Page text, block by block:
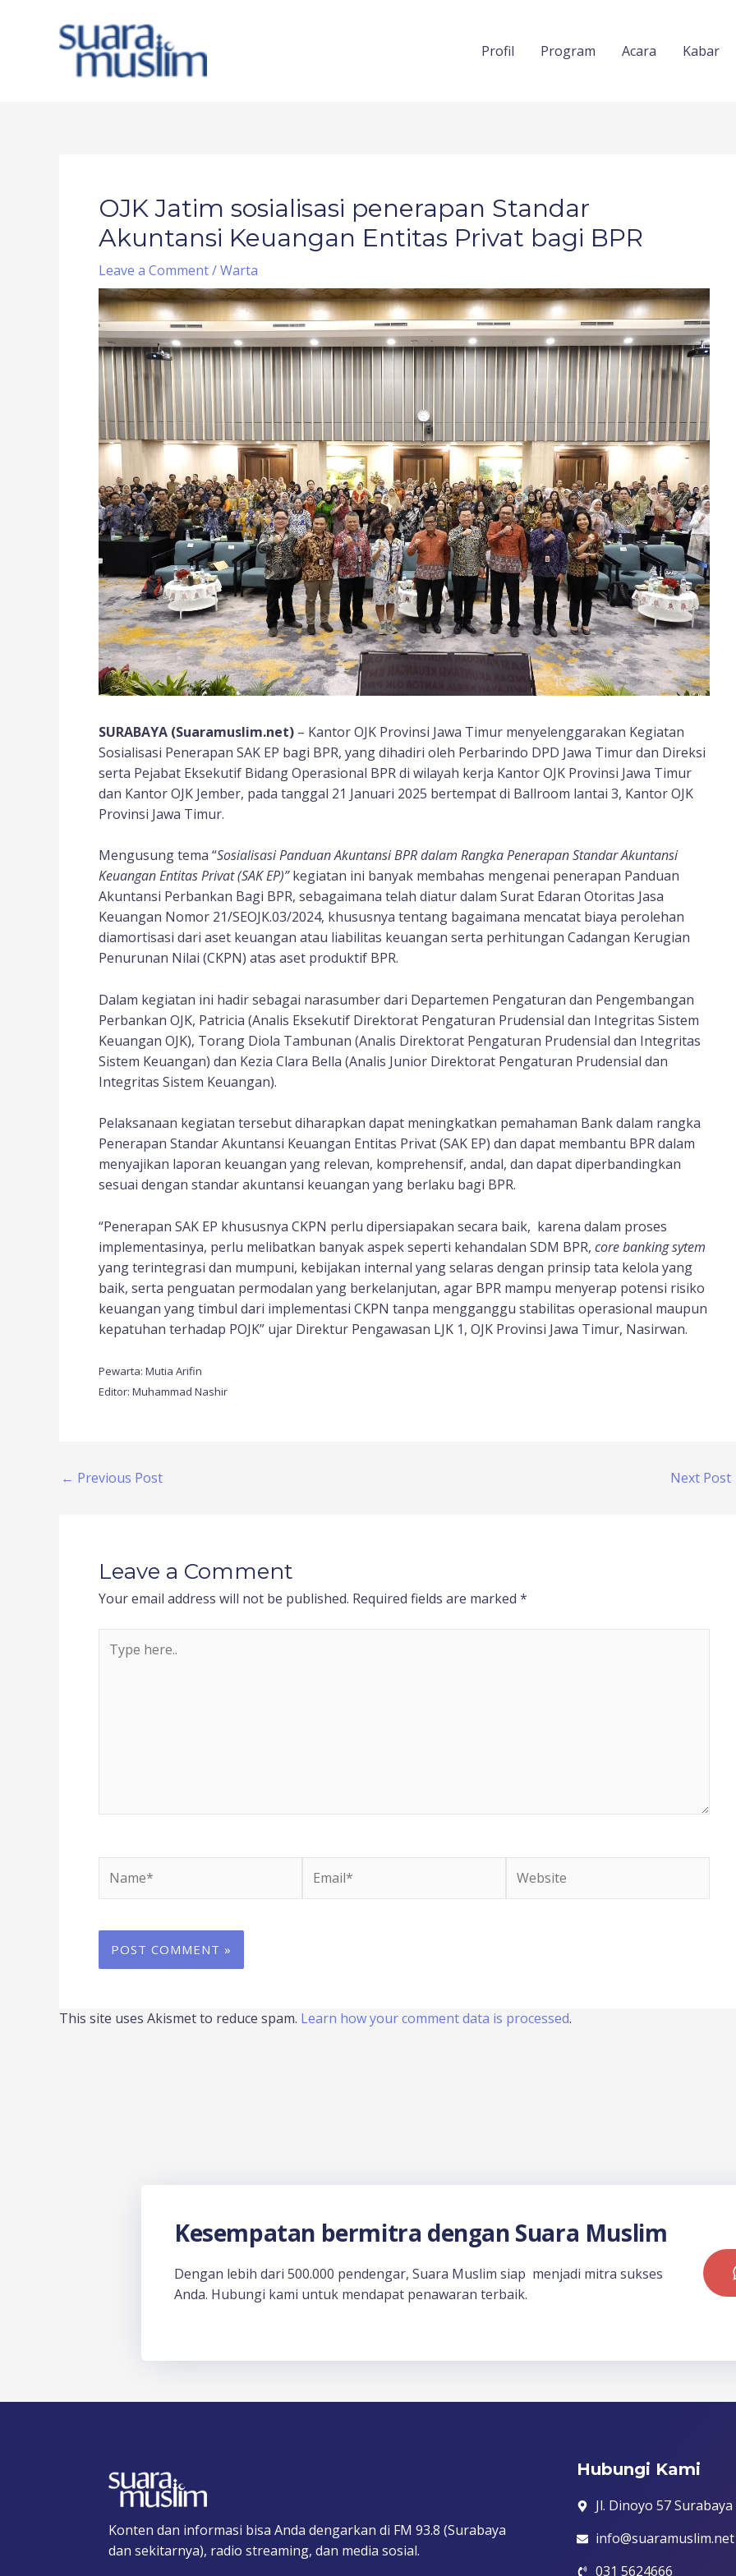
Profil Program Acara Kabar
OJK Jatim sosialisasi penerapan Standar
Akuntansi Keuangan Entitas Privat bagi BPR
Leave a Comment/Warta
SURABAYA (Suaramuslim.net) – Kantor OJK Provinsi Jawa Timur menyelenggarakan Kegiatan
Sosialisasi Penerapan SAK EP bagi BPR, yang dihadiri oleh Perbarindo DPD Jawa Timur dan Direksi
serta Pejabat Eksekutif Bidang Operasional BPR di wilayah kerja Kantor OJK Provinsi Jawa Timur
dan Kantor OJK Jember, pada tanggal 21 Januari 2025 bertempat di Ballroom lantai 3, Kantor OJK
Provinsi Jawa Timur.
Mengusung tema “Sosialisasi Panduan Akuntansi BPR dalam RangkaPenerapan Standar Akuntansi
Keuangan Entitas Privat (SAK EP)”kegiatan ini banyak membahas mengenai penerapan Panduan
Akuntansi Perbankan Bagi BPR, sebagaimana telah diatur dalam Surat Edaran Otoritas Jasa
Keuangan Nomor 21/SEOJK.03/2024, khususnya tentang bagaimana mencatat biaya perolehan
diamortisasi dari aset keuangan atau liabilitas keuangan serta perhitungan Cadangan Kerugian
Penurunan Nilai (CKPN) atas aset produktif BPR.
Dalam kegiatan ini hadir sebagai narasumber dari Departemen Pengaturan dan Pengembangan
Perbankan OJK, Patricia (Analis Eksekutif Direktorat Pengaturan Prudensial dan Integritas Sistem
Keuangan OJK), Torang Diola Tambunan (Analis Direktorat Pengaturan Prudensial dan Integritas
Sistem Keuangan) dan Kezia Clara Bella (Analis Junior Direktorat Pengaturan Prudensial dan
Integritas Sistem Keuangan).
Pelaksanaan kegiatan tersebut diharapkan dapat meningkatkan pemahaman Bank dalam rangka
Penerapan Standar Akuntansi Keuangan Entitas Privat (SAK EP) dan dapat membantu BPR dalam
menyajikan laporan keuangan yang relevan, komprehensif, andal, dan dapat diperbandingkan
sesuai dengan standar akuntansi keuangan yang berlaku bagi BPR.
“Penerapan SAK EP khususnya CKPN perlu dipersiapakan secara baik, karena dalam proses
implementasinya, perlu melibatkan banyak aspek seperti kehandalan SDM BPR, core banking sytem
yang terintegrasi dan mumpuni, kebijakan internal yang selaras dengan prinsip tata kelola yang
baik, serta penguatan permodalan yang berkelanjutan, agar BPR mampu menyerap potensi risiko
keuangan yang timbul dari implementasi CKPN tanpa mengganggu stabilitas operasional maupun
kepatuhan terhadap POJK” ujar Direktur Pengawasan LJK 1, OJK Provinsi Jawa Timur, Nasirwan.
Pewarta: Mutia Arifin
Editor: Muhammad Nashir
← Previous Post Next Post
Leave a Comment
Your email address will not be published. Required fields are marked *
here..
This site uses Akismet to reduce spam. Learn how your comment data is processed.
Kesempatan bermitra dengan Suara Muslim
Dengan lebih dari 500.000 pendengar, Suara Muslim siap menjadi mitra sukses
Anda. Hubungi kami untuk mendapat penawaran terbaik.
Konten dan informasi bisa Anda dengarkan di FM 93.8 (Surabaya
dan sekitarnya), radio streaming, dan media sosial.
Hubungi Kami
Jl. Dinoyo 57
info@suaramuslim.net
031 5624666